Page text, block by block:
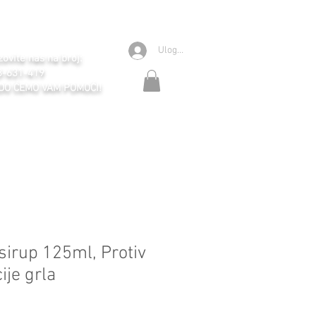
nas na broj:
631-419
ĆEMO VAM POMOĆI!
Ulogujte se
125ml, Protiv
grla